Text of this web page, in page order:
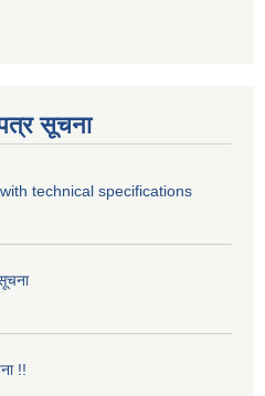
सूचना
technical specifications
!!